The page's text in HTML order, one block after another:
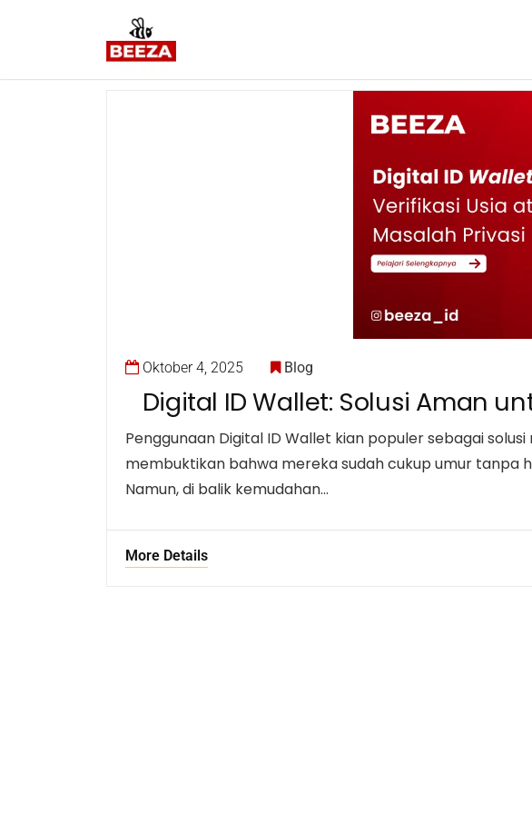
Oktober 4, 2025 Blog
Digital ID Wallet: Solusi Aman
Penggunaan Digital ID Wallet kian populer sebagai
membuktikan bahwa mereka sudah cukup umur tanpa
Namun, di balik kemudahan…
More Details